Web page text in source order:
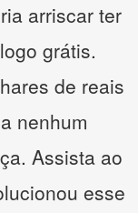
arriscar ter
grátis.
de reais
nenhum
Assista ao
esse